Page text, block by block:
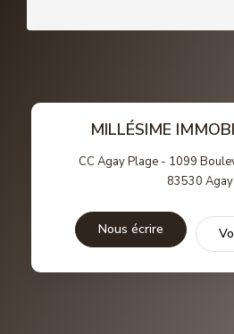
MILLÉSIME
CC Agay Plage - 1099
83530 Agay
Nous écrire